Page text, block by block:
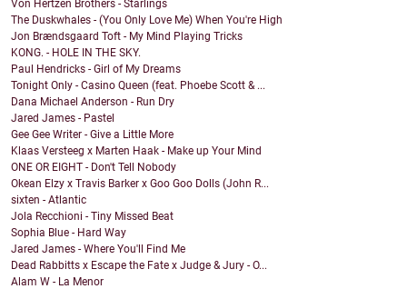
Von Hertzen Brothers - Starlings
The Duskwhales - (You Only Love Me) When You're High
Jon Brændsgaard Toft - My Mind Playing Tricks
KONG. - HOLE IN THE SKY.
Paul Hendricks - Girl of My Dreams
Tonight Only - Casino Queen (feat. Phoebe Scott & ...
Dana Michael Anderson - Run Dry
Jared James - Pastel
Gee Gee Writer - Give a Little More
Klaas Versteeg x Marten Haak - Make up Your Mind
ONE OR EIGHT - Don't Tell Nobody
Okean Elzy x Travis Barker x Goo Goo Dolls (John R...
sixten - Atlantic
Jola Recchioni - Tiny Missed Beat
Sophia Blue - Hard Way
Jared James - Where You'll Find Me
Dead Rabbitts x Escape the Fate x Judge & Jury - O...
Alam W - La Menor